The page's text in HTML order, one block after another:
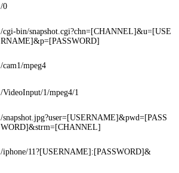
/0
/cgi-bin/snapshot.cgi?chn=[CHANNEL]&u=[USE
RNAME]&p=[PASSWORD]
/cam1/mpeg4
/VideoInput/1/mpeg4/1
/snapshot.jpg?user=[USERNAME]&pwd=[PASS
WORD]&strm=[CHANNEL]
/iphone/11?[USERNAME]:[PASSWORD]&